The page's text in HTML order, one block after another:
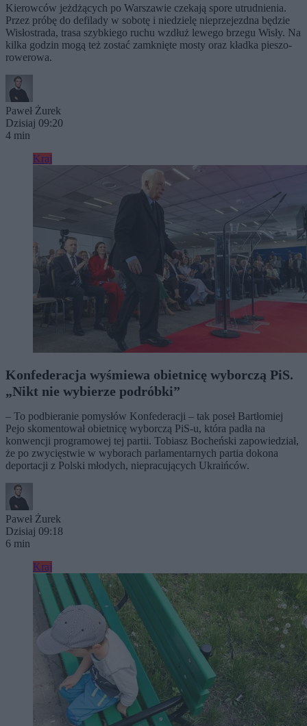
Kierowców jeżdżących po Warszawie czekają spore utrudnienia.
Przez próbę do defilady w sobotę i niedzielę nieprzejezdna będzie
Wisłostrada, trasa szybkiego ruchu wzdłuż lewego brzegu Wisły. Na
kilka godzin mogą też zostać zamknięte mosty oraz kładka pieszo-
rowerowa.
Paweł Żurek
Dzisiaj 09:20
4 min
Kraj
Konfederacja wyśmiewa obietnicę wyborczą PiS.
„Nikt nie wybierze podróbki”
– To podbieranie pomysłów Konfederacji – tak poseł Bartłomiej
Pejo skomentował obietnicę wyborczą PiS-u, która padła na
konwencji programowej tej partii. Tobiasz Bocheński zapowiedział,
że po zwycięstwie w wyborach parlamentarnych partia dokona
deportacji z Polski młodych, niepracujących Ukraińców.
Paweł Żurek
Dzisiaj 09:18
6 min
Kraj